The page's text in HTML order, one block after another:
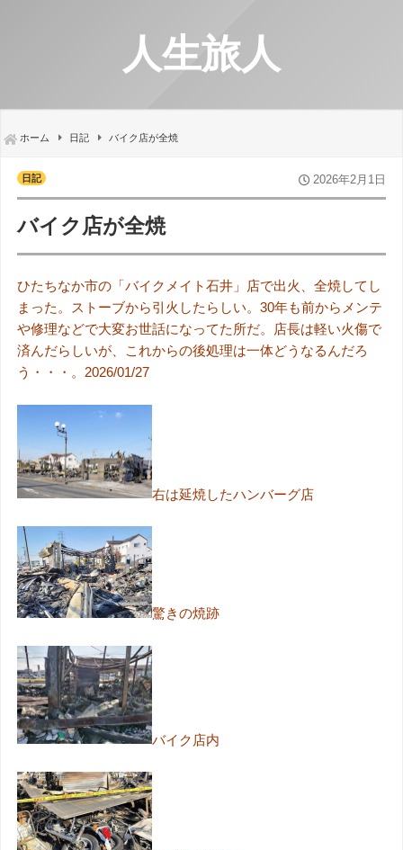
人生旅人
ホーム 日記 バイク店が全焼
日記 2026年2月1日
バイク店が全焼
ひたちなか市の「バイクメイト石井」店で出火、全焼してし
まった。ストーブから引火したらしい。30年も前からメンテ
や修理などで大変お世話になってた所だ。店長は軽い火傷で
済んだらしいが、これからの後処理は一体どうなるんだろ
う・・・。2026/01/27
右は延焼したハンバーグ店
驚きの焼跡
バイク店内